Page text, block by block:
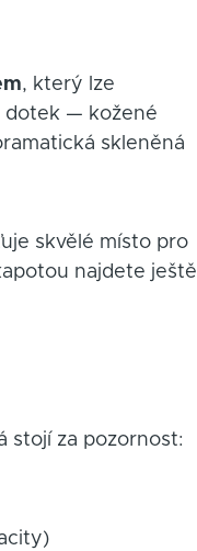
, který lze
dotek — kožené
skleněná
skvělé místo pro
najdete ještě
stojí za pozornost: